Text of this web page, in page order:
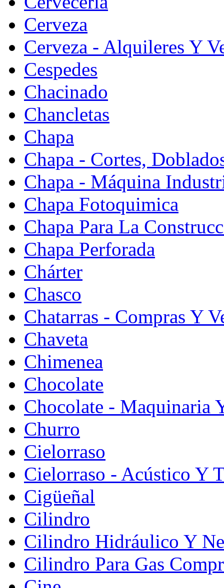
Cerveza
Cerveza - Alquileres Y
Cespedes
Chacinado
Chancletas
Chapa
Chapa - Cortes,
Chapa - Máquina
Chapa Fotoquimica
Chapa Para La
Chapa Perforada
Chárter
Chasco
Chatarras - Compras Y
Chaveta
Chimenea
Chocolate
Chocolate - Maquinaria
Churro
Cielorraso
Cielorraso - Acústico Y
Cigüeñal
Cilindro
Cilindro Hidráulico Y
Cilindro Para Gas